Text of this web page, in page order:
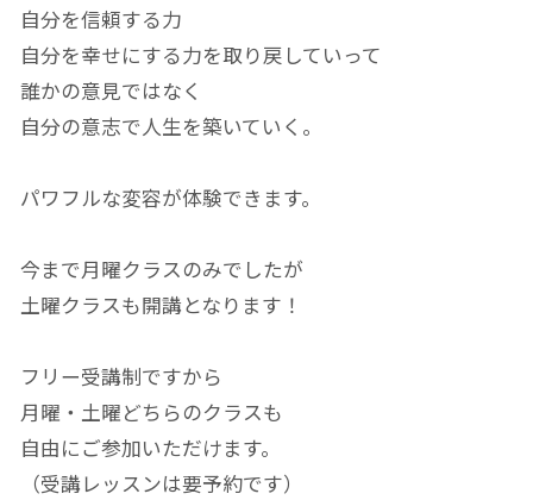
自分を信頼する力
自分を幸せにする力を取り戻していって
誰かの意見ではなく
自分の意志で人生を築いていく。
パワフルな変容が体験できます。
今まで月曜クラスのみでしたが
土曜クラスも開講となります！
フリー受講制ですから
月曜・土曜どちらのクラスも
自由にご参加いただけます。
（受講レッスンは要予約です）